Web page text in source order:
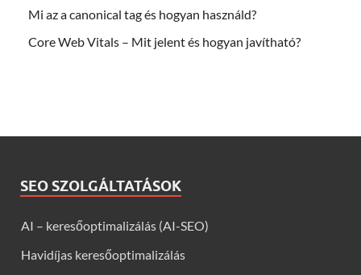
Mi az a canonical tag és hogyan használd?
Core Web Vitals – Mit jelent és hogyan javítható?
SEO SZOLGÁLTATÁSOK
AI – keresőoptimalizálás (AI-SEO)
Havidíjas keresőoptimalizálás